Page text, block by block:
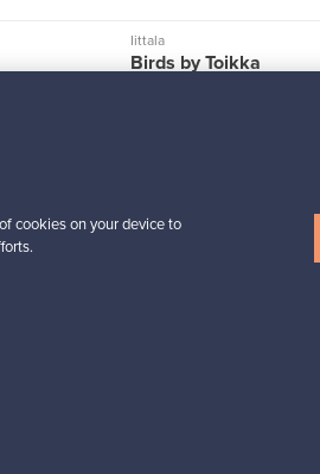
Iittala
Birds by Toikka
699,00 €
cookies on your device to